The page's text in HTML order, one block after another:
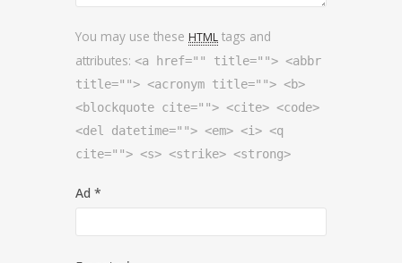
You may use these HTML tags and
attributes: <a href="" title=""> <abbr
title=""> <acronym title=""> <b>
<blockquote cite=""> <cite> <code>
<del datetime=""> <em> <i> <q
cite=""> <s> <strike> <strong>
Ad *